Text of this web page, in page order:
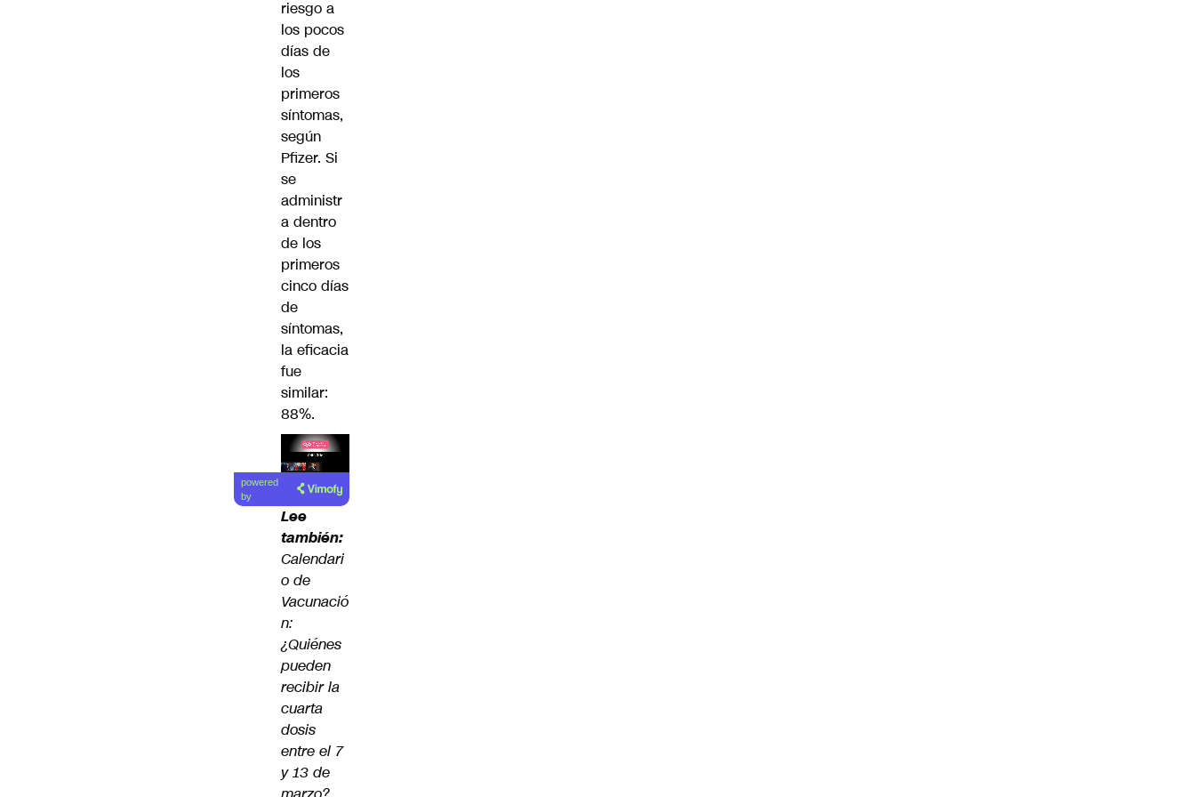
riesgo a
los pocos
días de
los
primeros
síntomas,
según
Pfizer. Si
se
administr
a dentro
de los
primeros
cinco días
de
síntomas,
la eficacia
fue
similar:
88%.
Lea el
artículo
powered
by
Lee
también:
Calendari
o de
Vacunació
n:
¿Quiénes
pueden
recibir la
cuarta
dosis
entre el 7
y 13 de